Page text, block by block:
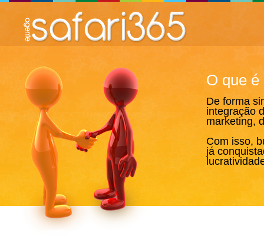
O que
De forma
integração
marketing,
Com isso,
já